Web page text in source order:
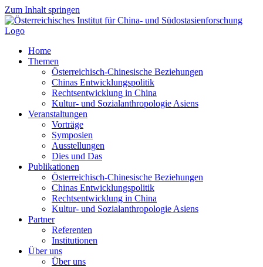
Zum Inhalt springen
Home
Themen
Österreichisch-Chinesische Beziehungen
Chinas Entwicklungspolitik
Rechtsentwicklung in China
Kultur- und Sozialanthropologie Asiens
Veranstaltungen
Vorträge
Symposien
Ausstellungen
Dies und Das
Publikationen
Österreichisch-Chinesische Beziehungen
Chinas Entwicklungspolitik
Rechtsentwicklung in China
Kultur- und Sozialanthropologie Asiens
Partner
Referenten
Institutionen
Über uns
Über uns